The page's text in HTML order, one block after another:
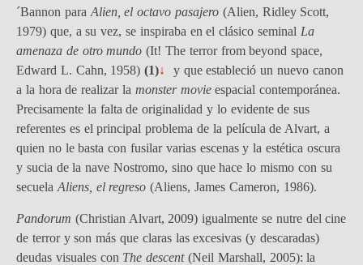
´Bannon para Alien, el octavo pasajero (Alien, Ridley Scott,
1979) que, a su vez, se inspiraba en el clásico seminal La
amenaza de otro mundo (It! The terror from beyond space,
Edward L. Cahn, 1958)(1)↓
y que estableció un nuevo canon
a la hora de realizar la monster movieespacial contemporánea.
Precisamente la falta de originalidad y lo evidente de sus
referentes es el principal problema de la película de Alvart, a
quien no le basta con fusilar varias escenas y la estética oscura
y sucia de la nave Nostromo, sino que hace lo mismo con su
secuela Aliens, el regreso (Aliens, James Cameron, 1986).
Pandorum (Christian Alvart, 2009) igualmente se nutre del cine
de terror y son más que claras las excesivas (y descaradas)
deudas visuales con The descent(Neil Marshall, 2005): la